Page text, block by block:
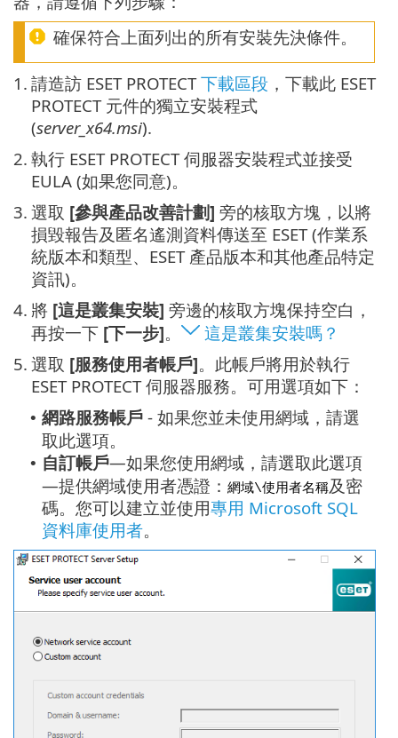
確保符合上面列出的所有安裝先決條件。
1. 請造訪 ESET PROTECT下載區段 ，下載此 ESET
PROTECT 元件的獨立安裝程式
(server_x64.msi).
2. 執行 ESET PROTECT 伺服器安裝程式並接受
EULA (如果您同意)。
3. 選取 [參與產品改善計劃] 旁的核取方塊，以將
損毀報告及匿名遙測資料傳送至 ESET (作業系
統版本和類型、ESET 產品版本和其他產品特定
資訊)。
4. 將 [這是叢集安裝] 旁邊的核取方塊保持空白，
再按一下 [下一步]。
這是叢集安裝嗎？
5. 選取 [服務使用者帳戶]。此帳戶將用於執行
ESET PROTECT 伺服器服務。可用選項如下：
• 網路服務帳戶 - 如果您並未使用網域，請選
取此選項。
• 自訂帳戶—如果您使用網域，請選取此選項
—提供網域使用者憑證： 網域\使用者名稱及密
碼。您可以建立並使用專用 Microsoft SQL
資料庫使用者。